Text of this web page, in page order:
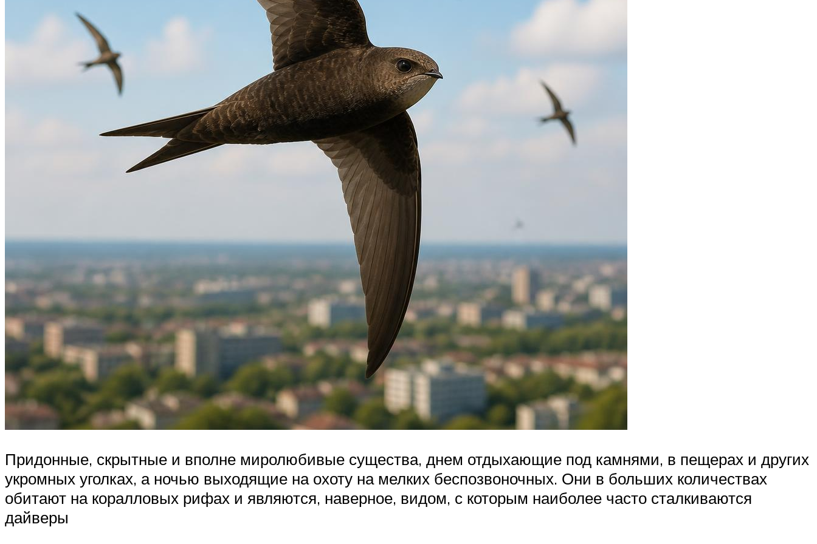
Придонные, скрытные и вполне миролюбивые существа, днем отдыхающие под камнями, в пещерах и других
укромных уголках, а ночью выходящие на охоту на мелких беспозвоночных. Они в больших количествах
обитают на коралловых рифах и являются, наверное, видом, с которым наиболее часто сталкиваются
дайверы